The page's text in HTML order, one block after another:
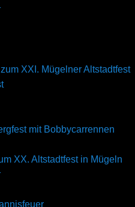
XXI. Mügelner Altstadtfest
mit Bobbycarrennen
XX. Altstadtfest in Mügeln